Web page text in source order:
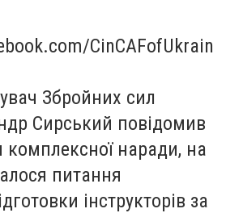
CinCAFofUkrain
Збройних сил
Сирський повідомив
наради, на
питання
інструкторів за